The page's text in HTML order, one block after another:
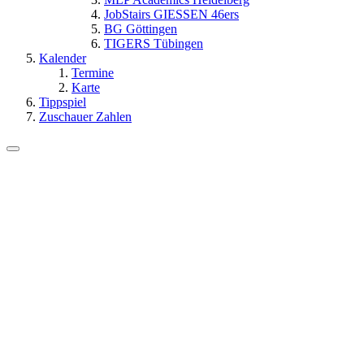
JobStairs GIESSEN 46ers
BG Göttingen
TIGERS Tübingen
Kalender
Termine
Karte
Tippspiel
Zuschauer Zahlen